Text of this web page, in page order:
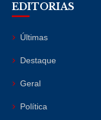
EDITORIAS
Últimas
Destaque
Geral
Política